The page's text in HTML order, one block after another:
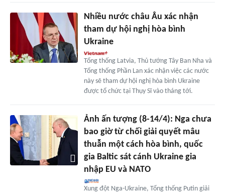
Nhiều nước châu Âu xác nhận
tham dự hội nghị hòa bình
Ukraine
Tổng thống Latvia, Thủ tướng Tây Ban Nha và
Tổng thống Phần Lan xác nhận việc các nước
này sẽ tham dự hội nghị hòa bình Ukraine
được tổ chức tại Thụy Sĩ vào tháng tới.
Ảnh ấn tượng (8-14/4): Nga chưa
bao giờ từ chối giải quyết mâu
thuẫn một cách hòa bình, quốc
gia Baltic sát cánh Ukraine gia
nhập EU và NATO
Xung đột Nga-Ukraine, Tổng thống Putin giải